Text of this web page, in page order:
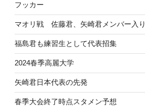
フッカー
マオリ戦 佐藤君、矢崎君メンバー入り
福島君も練習生として代表招集
2024春季高麗大学
矢崎君日本代表の先発
春季大会終了時点スタメン予想